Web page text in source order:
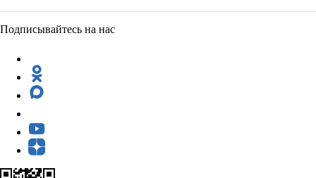
Подписывайтесь на нас